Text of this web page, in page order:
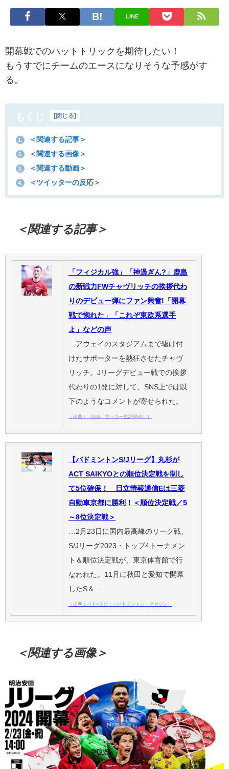
LINE
開幕戦でのハットトリックを期待したい！
もうすでにチームのエースになりそうな予感がす
る。
もくじ [閉じる]
1. ＜関連する記事＞
2. ＜関連する画像＞
3. ＜関連する動画＞
4. ＜ツイッターの反応＞
＜関連する記事＞
「フィジカル強」「神過ぎん?」鹿島
の新戦力FWチャヴリッチの挨拶代わ
りのデビュー弾にファン興奮!「開幕
戦で惚れた」「これぞ東欧系選手
よ」などの声
…アウェイのスタジアムまで駆け付
けたサポーターを熱狂させたチャヴ
リッチ。Jリーグデビュー戦での挨拶
代わりの1発に対して、SNS上では以
下のようなコメントが寄せられた。
（出典：（出典：サッカー批評Web））
【バドミントンS/Jリーグ】丸杉が
ACT SAIKYOとの順位決定戦を制し
て5位確保！ 日立情報通信Eは三菱
自動車京都に勝利！＜順位決定戦／5
～8位決定戦＞
…2月23日に国内最高峰のリーグ戦、
S/Jリーグ2023・トップ4トーナメン
ト＆順位決定戦が、東京体育館で行
なわれた。11月に秋田と愛知で開幕
したS＆…
（出典：バド×スピ！／バドミントン・マガジン）
＜関連する画像＞